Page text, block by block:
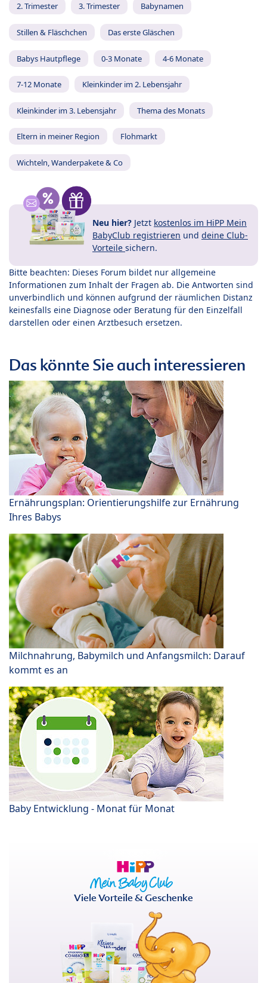
2. Trimester 3. Trimester Babynamen
Stillen & Fläschchen Das erste Gläschen
Babys Hautpflege 0-3 Monate 4-6 Monate
7-12 Monate Kleinkinder im 2. Lebensjahr
Kleinkinder im 3. Lebensjahr Thema des Monats
Eltern in meiner Region Flohmarkt
Wichteln, Wanderpakete & Co
Neu hier? Jetzt kostenlos im HiPP Mein
BabyClub registrieren und deine Club-
Vorteile sichern.
Bitte beachten: Dieses Forum bildet nur allgemeine
Informationen zum Inhalt der Fragen ab. Die Antworten sind
unverbindlich und können aufgrund der räumlichen Distanz
keinesfalls eine Diagnose oder Beratung für den Einzelfall
darstellen oder einen Arztbesuch ersetzen.
Das könnte Sie auch interessieren
Ernährungsplan: Orientierungshilfe zur Ernährung
Ihres Babys
Milchnahrung, Babymilch und Anfangsmilch: Darauf
kommt es an
Baby Entwicklung - Monat für Monat
Viele Vorteile & Geschenke